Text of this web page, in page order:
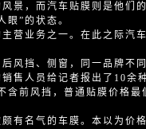
，而汽车贴膜则是他们
”的状态。
业务之一。在此之际汽
挡、侧窗，同一品牌不
售人员给记者报出了10余
含前风挡，普通贴膜价格最
名气的车膜。本以为价